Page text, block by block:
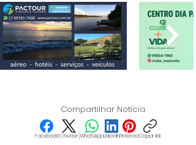
Compartilhar Notícia
FacebookX (Twitter)WhatsAppLinkedInPinterestCopiar link